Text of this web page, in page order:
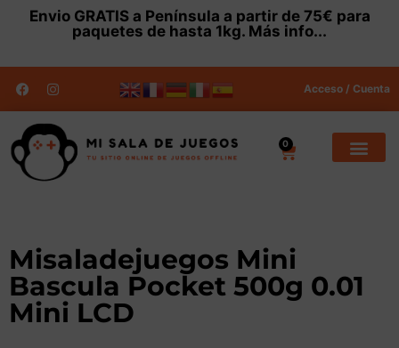
Envio GRATISa Península a partir de 75€ para
paquetes de hasta 1kg. Más info...
Acceso / Cuenta
0
Misaladejuegos Mini
Bascula Pocket 500g 0.01
Mini LCD